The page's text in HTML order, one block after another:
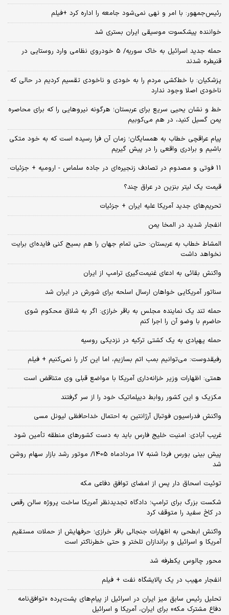
رئیس‌جمهور: با امر و نهی نمی‌شود جامعه را اداره کرد +فیلم
خواننده پیشکسوت موسیقی ایران بستری شد
حمله جدید اسرائیل به خاک سوریه/ 5 خودروی نظامی وارد روستایی در
قنیطره شدند
پزشکیان: با خط‌کشی مردم را به خودی و ناخودی تقسیم کردیم در حالی که
ناخودی اصلا وجود ندارد
خط و نشان یحیی سریع برای عربستان؛ هرگونه نیروهایی را که برای محاصره
یمن گسیل کنید، در هم می‌کوبیم
پیام عراقچی خطاب به همسایگان؛ زمان آن فرا رسیده است که به خود متکی
باشیم و برادری واقعی را در پیش گیریم
11 فوتی و مصدوم در تصادف زنجیره‌ای در جاده سلماس - ارومیه + جزئیات
قیمت یک لیتر بنزین در عراق چند؟
تحریم‌های جدید آمریکا علیه ایران + جزئیات
انفجار شدید در المخا یمن
المشاط خطاب به عربستان: حتی تمام جهان را هم بسیج کنی فایده‌ای برایت
نخواهد داشت
واکنش بقائی به ادعای غنیمت‌گیری ترامپ از ایران
سناتور آمریکایی خواهان ارسال اسلحه برای شورش در ایران شد
حمله تند یک نماینده مجلس به باقر خرازی: اگر به شلاق محکوم شوی
حاضرم با وضو آن را اجرا کنم
حمله پهپادی به یک کشتی ترکیه در نزدیکی روسیه
رفیقدوست: می‌توانیم بمب اتم بسازیم، اما این کار را نمی‌کنیم + فیلم
همتی: اظهارات وزیر خزانه‌داری آمریکا با مواضع قبلی وی متناقض است
مکزیک و این کشور روابط دیپلماتیک خود را از سر گرفتند
واکنش فدراسیون فوتبال آرژانتین به احتمال خداحافظی لیونل مسی
غریب آبادی: امنیت خلیج فارس باید به دست کشورهای منطقه تأمین شود
پیش بینی بورس فردا شنبه 17 مردادماه 1405/ موتور رشد بازار سهام روشن
شد
توئیت اسحاق دار پس از امضای توافق دفاعی مکه
شکست بزرگ برای ترامپ؛ دادگاه تجدیدنظر آمریکا ساخت پروژه سالن رقص
در کاخ سفید را متوقف کرد
واکنش ابطحی به اظهارات جنجالی باقر خرازی؛ حرفهایش از حملات مستقیم
آمریکا و اسرائیل و براندازان تلختر و حتی خطرناکتر است
محور چالوس یکطرفه شد
انفجار مهیب در یک پالایشگاه نفت + فیلم
تحلیل رئیس سابق میز ایران در اسرائیل از پیام‌های پشت‌پرده «توافق‌نامه
دفاع مشترک مکه» برای ایران، آمریکا و اسرائیل